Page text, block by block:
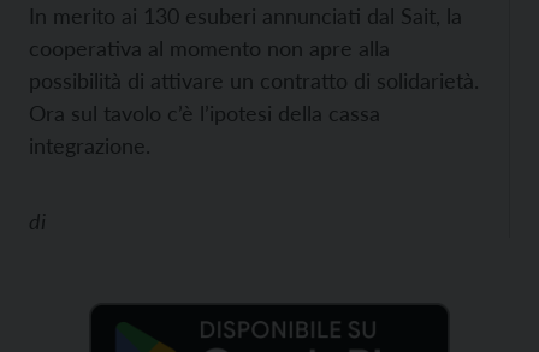
In merito ai 130 esuberi annunciati dal Sait, la
cooperativa al momento non apre alla
possibilità di attivare un contratto di solidarietà.
Ora sul tavolo c’è l’ipotesi della cassa
integrazione.
di